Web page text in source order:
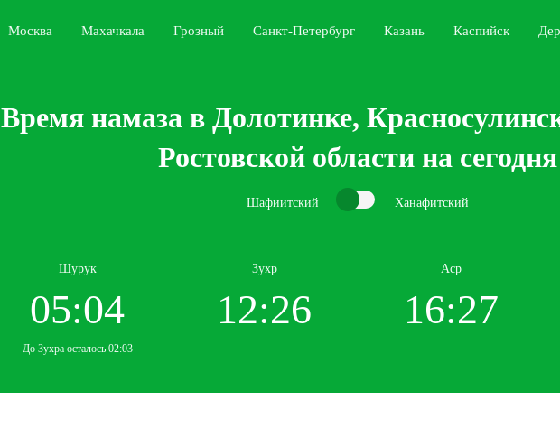
Москва Махачкала Грозный Санкт-Петербург Казань Каспийск
Время намаза в Долотинке,
Ростовской области на сегодня
Шафиитский Ханафитский
Шурук
05:04
До Зухра осталось 02:03
Зухр
12:26
Аср
16:27